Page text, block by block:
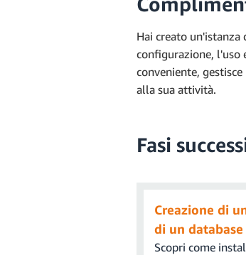
facoltative
Driver:
Nota:
URL: l'URL
Nome utente:
"
a. Torna alla
Hai creato un'istanza
configurazione, l'uso
conveniente,
alla sua attività.
Fasi
Creazione di
di un database
Scopri come